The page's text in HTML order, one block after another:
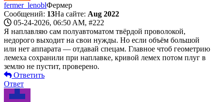
fermer_lenoblФермер
Сообщений: 13На сайте: Aug 2022
05-24-2026, 06:50 AM, #222
Я наплавляю сам полуавтоматом твёрдой проволокой,
недорого выходит на свои нужды. Но если объём большой
или нет аппарата — отдавай спецам. Главное чтоб геометрию
лемеха сохранили при наплавке, кривой лемех потом плуг в
землю не пустит, проверено.
Ответить
Ответ